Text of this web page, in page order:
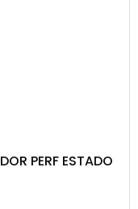
PERF ESTADO